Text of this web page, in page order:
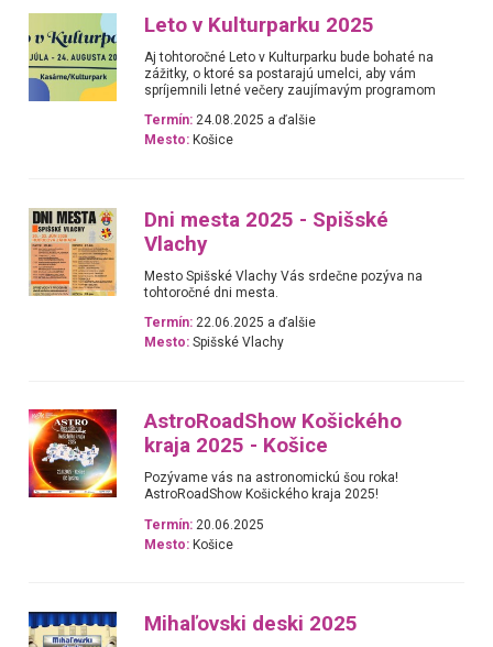
Leto v Kulturparku 2025
Aj tohtoročné Leto v Kulturparku bude bohaté na
zážitky, o ktoré sa postarajú umelci, aby vám
spríjemnili letné večery zaujímavým programom
Termín: 24.08.2025 a ďalšie
Mesto: Košice
Dni mesta 2025 - Spišské
Vlachy
Mesto Spišské Vlachy Vás srdečne pozýva na
tohtoročné dni mesta.
Termín: 22.06.2025 a ďalšie
Mesto: Spišské Vlachy
AstroRoadShow Košického
kraja 2025 - Košice
Pozývame vás na astronomickú šou roka!
AstroRoadShow Košického kraja 2025!
Termín: 20.06.2025
Mesto: Košice
Mihaľovski deski 2025